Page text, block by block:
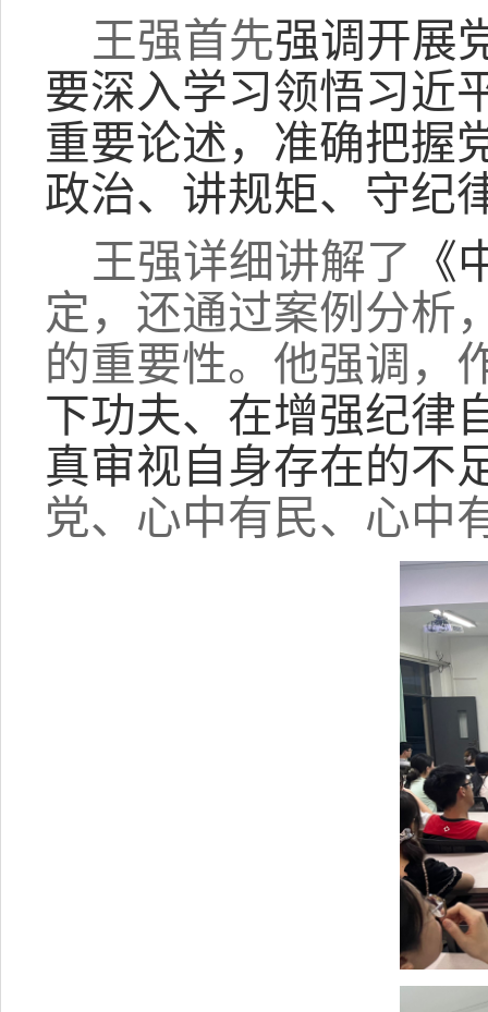
王强首先强调开展
要深入学习领悟习近
重要论述，准确把握
政治、讲规矩、守纪
王强详细讲解了
定，还通过案例分析
的重要性。他强调，
下功夫、在增强纪律
真审视自身存在的不
党、心中有民、心中